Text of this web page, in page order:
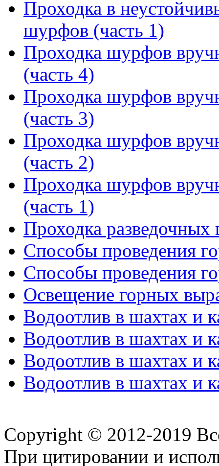
Проходка в
шурфов (часть 1)
Проходка шурфов
(часть 4)
Проходка шурфов
(часть 3)
Проходка шурфов
(часть 2)
Проходка шурфов
(часть 1)
Проходка
Способы проведения
Способы проведения
Освещение горных
Водоотлив в шахтах и
Водоотлив в шахтах и
Водоотлив в шахтах и
Водоотлив в шахтах и
Copyright © 2012-2019
При цитировании и